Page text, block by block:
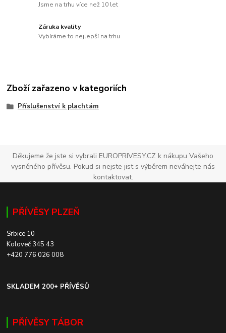
Jsme na trhu více než 10 let
Záruka kvality
Vybíráme to nejlepší na trhu
Zboží zařazeno v kategoriích
Příslušenství k plachtám
Děkujeme že jste si vybrali EUROPRIVESY.CZ k nákupu Vašeho
vysněného přívěsu. Pokud si nejste jist s výběrem neváhejte nás
kontaktovat.
PŘÍVĚSY PLZEŇ
Srbice 10
Koloveč 345 43
+420 776 026 008
SKLADEM 200+ PŘÍVĚSŮ
PŘÍVĚSY TÁBOR